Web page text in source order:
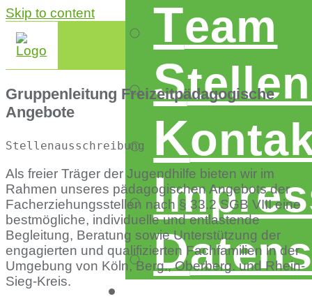
Skip to content team
s
k
i
d
Gruppenleitung Freizeitpädagogische
Angebote
Stellenausschreibung
Als freier Träger der Jugendhilfe bieten wir im
Rahmen unseres pädagogischen Angebots der
Facherziehungsstellen nach § 33.2 SGB VIII eine
bestmögliche, individuelle und entlastende
Begleitung, Beratung sowie Unterstützung der
engagierten und qualifizierten Fachfamilien in der
Umgebung von Köln, Berg., Oberberg. und Rhein-
Sieg-Kreis.